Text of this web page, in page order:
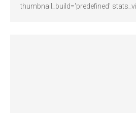
thumbnail_build='predefined'